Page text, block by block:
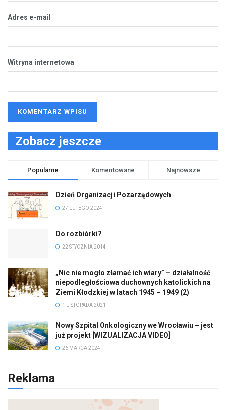
Adres e-mail
Witryna internetowa
Zobacz jeszcze
Popularne Komentowane Najnowsze
Dzień Organizacji Pozarządowych
27 LUTEGO 2024
Do rozbiórki?
22 STYCZNIA 2014
„Nic nie mogło złamać ich wiary” – działalność
niepodległościowa duchownych katolickich na
Ziemi Kłodzkiej w latach 1945 – 1949 (2)
1 LISTOPADA 2021
Nowy Szpital Onkologiczny we Wrocławiu – jest
już projekt [WIZUALIZACJA VIDEO]
26 MARCA 2024
Reklama